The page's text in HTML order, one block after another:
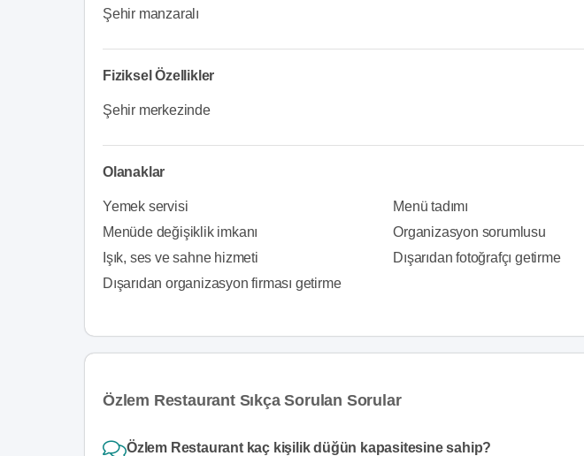
Şehir manzaralı
Fiziksel Özellikler
Şehir merkezinde
Olanaklar
Yemek servisi
Menü tadımı
Menüde değişiklik imkanı
Organizasyon sorumlusu
Işık, ses ve sahne hizmeti
Dışarıdan fotoğrafçı getirme
Dışarıdan organizasyon firması getirme
Özlem Restaurant Sıkça Sorulan Sorular
Özlem Restaurant kaç kişilik düğün kapasitesine sahip?